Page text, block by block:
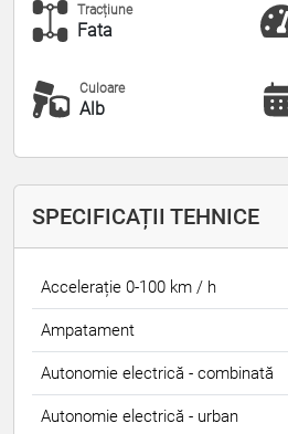
Tracțiune
Fata
Culoare
Alb
SPECIFICAȚII TEHNICE
Accelerație 0-100 km / h
Ampatament
Autonomie electrică - combinată
Autonomie electrică - urban